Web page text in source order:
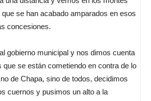
se han acabado amparados en esos
concesiones.
gobierno municipal y nos dimos cuenta
se están cometiendo en contra de lo
de Chapa, sino de todos, decidimos
cuernos y pusimos un alto a la